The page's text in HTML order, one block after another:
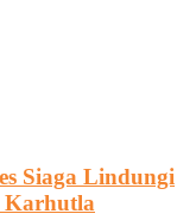
Siaga Lindungi
Karhutla